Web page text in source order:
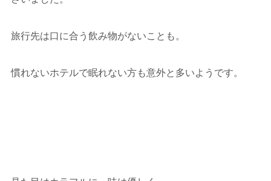
旅行先は口に合う飲み物がないことも。
慣れないホテルで眠れない方も意外と多いようです。